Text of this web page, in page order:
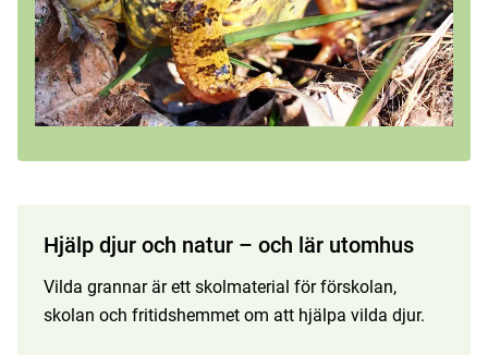
Hjälp djur och natur – och lär utomhus
Vilda grannar är ett skolmaterial för förskolan,
skolan och fritidshemmet om att hjälpa vilda djur.